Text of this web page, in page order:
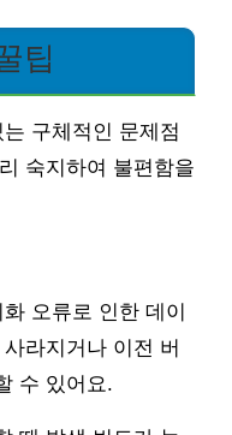
팁
구체적인 문제점
숙지하여 불편함을
오류로 인한 데이
라지거나 이전 버
수 있어요.